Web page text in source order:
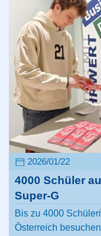
2026/01/22
4000 Schüler
Super-G
Bis zu 4000
Österreich